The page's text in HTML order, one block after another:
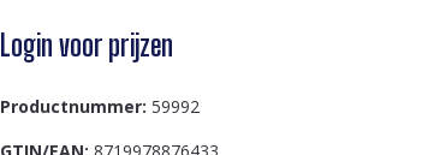
Login voor prijzen
Productnummer: 59992